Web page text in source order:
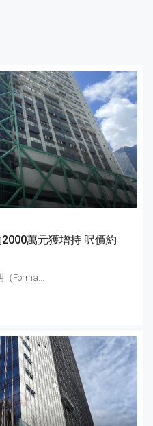
萬元獲增持 呎價約
Forma...